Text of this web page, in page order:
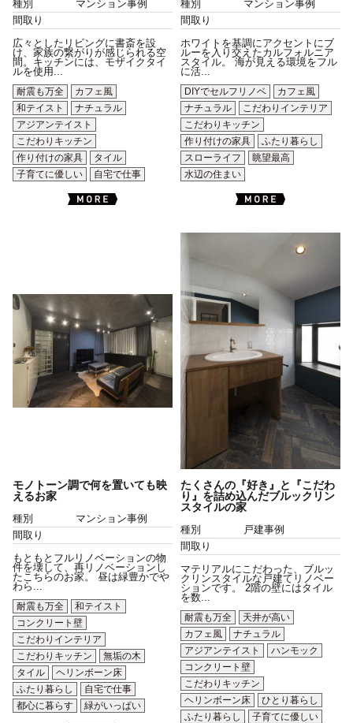
種別
マンション事例
間取り
広々としたリビングに書斎を設
け、家族の繋がりが感じられる空
間。キッチンには、モザイクタイ
ルを使用...
耐震も万全
カフェ風
和テイスト
ナチュラル
アジアンテイスト
こだわりキッチン
作り付けの家具
タイル
子育てに優しい
自宅で仕事
種別
マンション事例
間取り
ホワイトを基調にアクセントにブ
ルーを入り交えたカルフォルニア
スタイル。 海が見える環境をフル
に活...
DIYでセルフリノベ
カフェ風
ナチュラル
こだわりインテリア
こだわりキッチン
作り付けの家具
ふたり暮らし
スローライフ
眺望最高
水辺の住まい
モノトーン調で何を置いても映
えるお家
種別
マンション事例
間取り
もともとフルリノベーションの物
件を壊して、再リノベーションし
たこちらのお家。 昼は緑豊かでや
わら...
耐震も万全
和テイスト
コンクリート壁
こだわりインテリア
こだわりキッチン
無垢の木
タイル
ヘリンボーン床
ふたり暮らし
自宅で仕事
都心に暮らす
緑がいっぱい
たくさんの『好き』と『こだわ
り』を詰め込んだブルックリン
スタイルの家
種別
戸建事例
間取り
マテリアルにこだわった、ブルッ
クリンスタイルな戸建てリノベー
ションです。 2階の壁にはタイル
を数...
耐震も万全
天井が高い
カフェ風
ナチュラル
アジアンテイスト
ハンモック
コンクリート壁
こだわりキッチン
ヘリンボーン床
ひとり暮らし
ふたり暮らし
子育てに優しい